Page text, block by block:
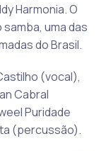
Harmonia. O
uma das
do Brasil.
(vocal),
Cabral
Puridade
(percussão).